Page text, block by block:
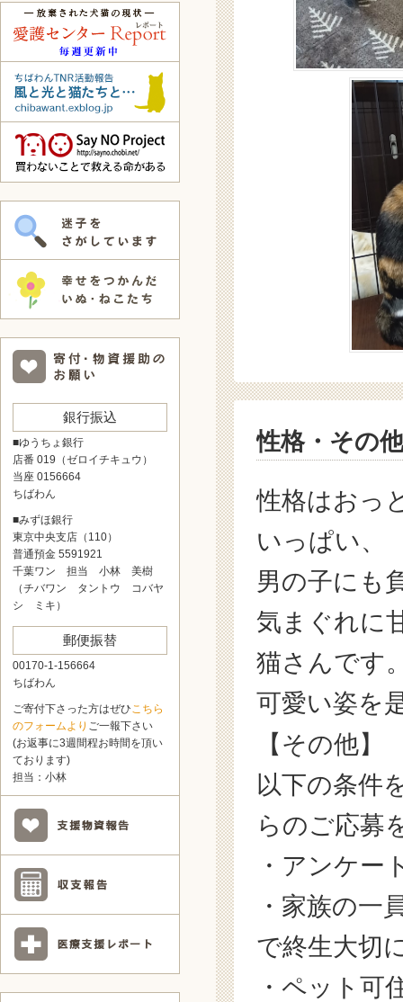
性格・その他
性格はおっ
いっぱい、
男の子にも
気まぐれに
猫さんです
可愛い姿を
【その他】
以下の条件
らのご応募
・アンケー
・ 家族の一
で終生大切
・ペット可
銀行振込
■ゆうちょ銀行
店番 019（ゼロイチキュウ）
当座 0156664
ちばわん
■みずほ銀行
東京中央支店（110）
普通預金 5591921
千葉ワン 担当 小林 美樹
（チバワン タントウ コバヤ
シ ミキ）
郵便振替
00170-1-156664
ちばわん
ご寄付下さった方はぜひこちら
のフォームより ご一報下さい
(お返事に3週間程お時間を頂い
ております)
担当：小林